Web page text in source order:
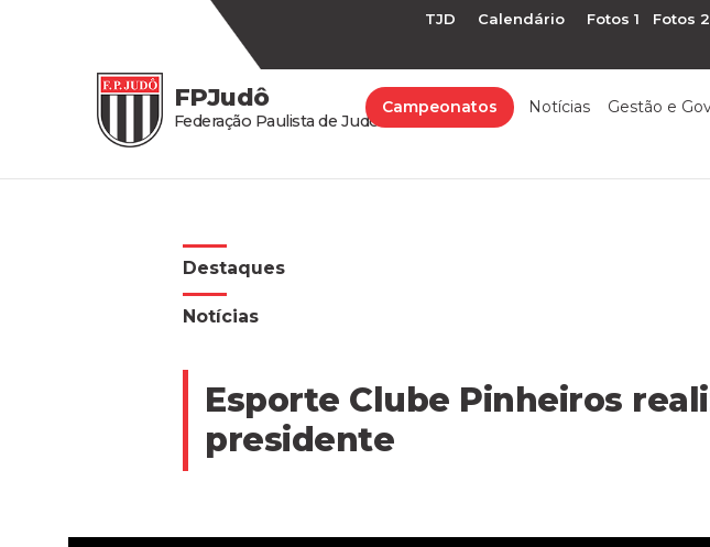
TJD Calendário Fotos 1 Fotos 2
FPJudô
Federação Paulista de Judô
Campeonatos Notícias Gestão e
Destaques
Notícias
Esporte Clube Pinheiros
presidente